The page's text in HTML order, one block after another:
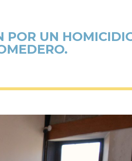
POR UN